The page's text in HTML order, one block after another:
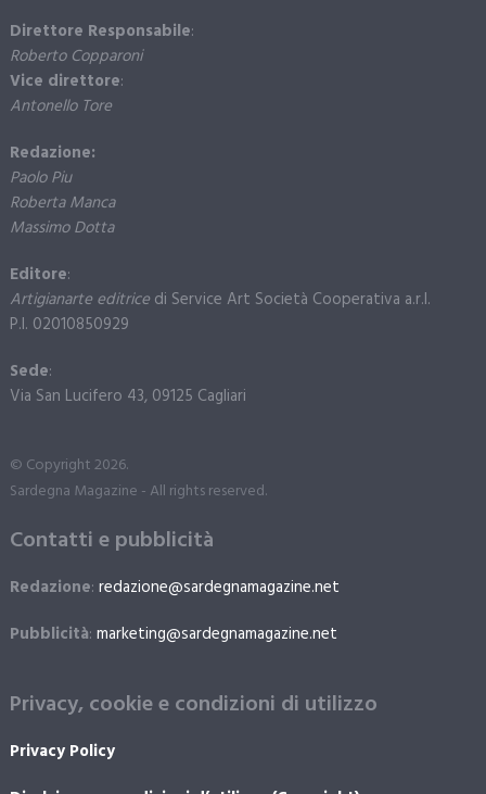
Direttore Responsabile:
Roberto Copparoni
Vice direttore:
Antonello Tore
Redazione:
Paolo Piu
Roberta Manca
Massimo Dotta
Editore:
Artigianarte editricedi Service Art Società Cooperativa a.r.l.
P.I. 02010850929
Sede:
Via San Lucifero 43, 09125 Cagliari
© Copyright 2026.
Sardegna Magazine - All rights reserved.
Contatti e pubblicità
Redazione: redazione@sardegnamagazine.net
Pubblicità: marketing@sardegnamagazine.net
Privacy, cookie e condizioni di utilizzo
Privacy Policy